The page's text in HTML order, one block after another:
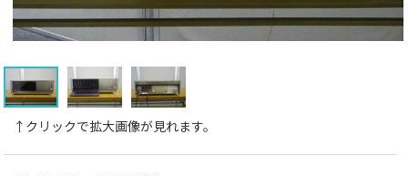
↑クリックで拡大画像が見れます。